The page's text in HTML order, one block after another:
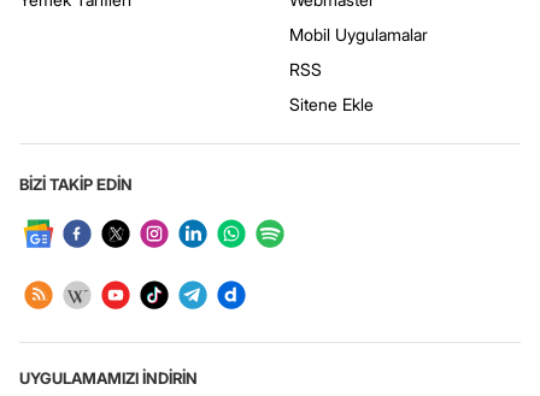
Mobil Uygulamalar
RSS
Sitene Ekle
BİZİ TAKİP EDİN
UYGULAMAMIZI İNDİRİN